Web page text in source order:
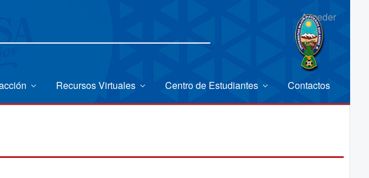
Acceder
Recursos Virtuales Centro de Estudiantes Contactos